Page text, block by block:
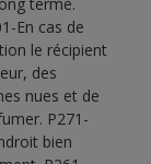
En cas de
le récipient
des
nues et de
P271-
bien